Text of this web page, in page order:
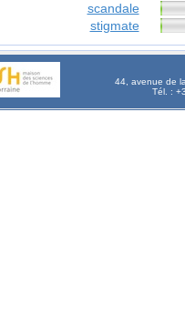
scandale
stigmate
44, avenue de
Tél. :